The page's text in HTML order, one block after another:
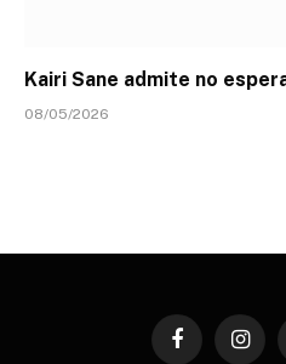
Kairi Sane admite no
08/05/2026
Facebook